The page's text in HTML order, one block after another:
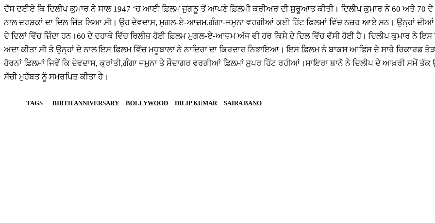
ਦੱਸ ਦਈਏ ਕਿ ਦਿਲੀਪ ਕੁਮਾਰ ਨੇ ਸਾਲ 1947 ‘ਚ ਆਈ ਫ਼ਿਲਮ ਜੁਗਨੂ ਤੋਂ ਆਪਣੇ ਫ਼ਿਲਮੀ ਕਰੀਅਰ ਦੀ ਸ਼ੁਰੂਆਤ ਕੀਤੀ। ਦਿਲੀਪ ਕੁਮਾਰ ਨੇ 60 ਅਤੇ 70 ਦੇ
ਨਾਲ ਦਰਸ਼ਕਾਂ ਦਾ ਦਿਲ ਜਿੱਤ ਲਿਆ ਸੀ। ਉਹ ਦੇਵਦਾਸ, ਮੁਗਲ-ਏ-ਆਜ਼ਮ,ਗੰਗਾ-ਜਮੁਨਾ ਵਰਗੀਆਂ ਕਈ ਹਿੱਟ ਫ਼ਿਲਮਾਂ ਵਿੱਚ ਨਜ਼ਰ ਆਏ ਸਨ। ਉਨ੍ਹਾਂ ਦੀਆਂ
ਦੇ ਦਿਲਾਂ ਵਿੱਚ ਜ਼ਿੰਦਾ ਹਨ।60 ਦੇ ਦਹਾਕੇ ਵਿੱਚ ਰਿਲੀਜ਼ ਹੋਈ ਫ਼ਿਲਮ ਮੁਗਲ-ਏ-ਆਜ਼ਮ ਅੱਜ ਵੀ ਹਰ ਕਿਸੇ ਦੇ ਦਿਲ ਵਿੱਚ ਵੱਸੀ ਹੋਈ ਹੈ। ਦਿਲੀਪ ਕੁਮਾਰ ਨੇ ਇਸ
ਅਦਾ ਕੀਤਾ ਸੀ ਤੇ ਉਨ੍ਹਾਂ ਦੇ ਨਾਲ ਇਸ ਫ਼ਿਲਮ ਵਿੱਚ ਮਧੂਬਾਲਾ ਨੇ ਨਾਦਿਰਾ ਦਾ ਕਿਰਦਾਰ ਨਿਭਾਇਆ। ਇਸ ਫ਼ਿਲਮ ਨੇ ਬਾਕਸ ਆਫਿਸ ਦੇ ਸਾਰੇ ਰਿਕਾਰਡ
ਹੋਰਨਾਂ ਫ਼ਿਲਮਾਂ ਜਿਵੇਂ ਕਿ ਦੇਵਦਾਸ, ਕ੍ਰਾਂਤੀ,ਗੰਗਾ ਜਮੁਨਾ ਤੇ ਸੌਦਾਗਰ ਵਰਗੀਆਂ ਫ਼ਿਲਮਾਂ ਸੁਪਰ ਹਿੱਟ ਰਹੀਆਂ।ਸਾਇਰਾ ਬਾਨੋ ਨੇ ਦਿਲੀਪ ਦੇ ਆਖ਼ਰੀ ਸਮੇਂ ਤੱਕ
ਸੱਚੀ ਮੁਹੱਬਤ ਨੂੰ ਸਮਰਪਿਤ ਕੀਤਾ ਹੈ।
TAGS BIRTH ANNIVERSARY BOLLYWOOD DILIP KUMAR SAIRA BANO